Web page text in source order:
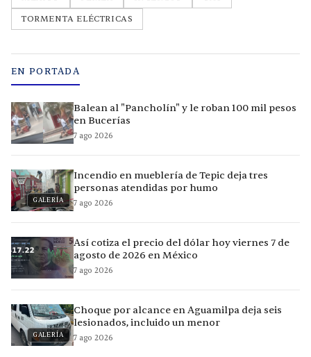
TORMENTA ELÉCTRICAS
EN PORTADA
Balean al "Pancholín" y le roban 100 mil pesos
en Bucerías
7 ago 2026
GALERÍA
Incendio en mueblería de Tepic deja tres
personas atendidas por humo
7 ago 2026
Así cotiza el precio del dólar hoy viernes 7 de
agosto de 2026 en México
7 ago 2026
GALERÍA
Choque por alcance en Aguamilpa deja seis
lesionados, incluido un menor
7 ago 2026